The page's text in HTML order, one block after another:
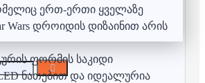
ერთ-ერთი ყველაზე
Wars დროიდის დიზაინით არის
ფორმის საკიდი
ნათებით და იდეალურია